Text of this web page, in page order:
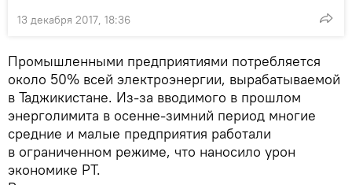
13 декабря 2017, 18:36
Промышленными предприятиями потребляется
около 50% всей электроэнергии, вырабатываемой
в Таджикистане. Из-за вводимого в прошлом
энерголимита в осенне-зимний период многие
средние и малые предприятия работали
в ограниченном режиме, что наносило урон
экономике РТ.